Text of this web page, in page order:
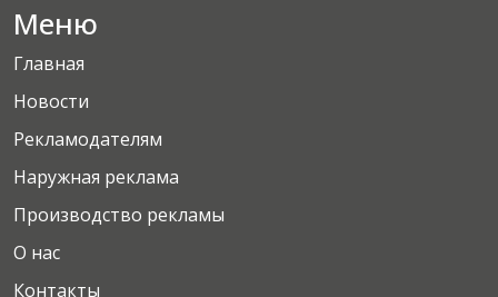
Меню
Главная
Новости
Рекламодателям
Наружная реклама
Производство рекламы
О нас
Контакты